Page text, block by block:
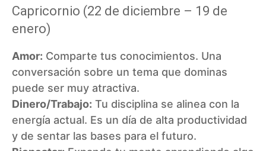
Capricornio (22 de diciembre – 19 de
enero)
Amor: Comparte tus conocimientos. Una
conversación sobre un tema que dominas
puede ser muy atractiva.
Dinero/Trabajo: Tu disciplina se alinea con la
energía actual. Es un día de alta productividad
y de sentar las bases para el futuro.